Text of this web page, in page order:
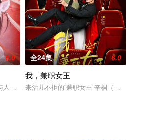
一家大型外企乐易网工作，并受到
6.0
人类世界平行的神秘领域——叶罗丽仙境。这里
全24集 6.0
我，兼职女王
来活儿不拒的“兼职女王”辛桐（孙艺宁